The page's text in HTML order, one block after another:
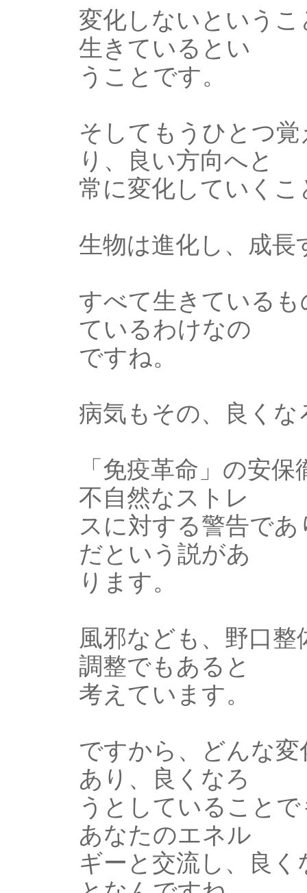
変化しないという
生きているとい
うことです。
そしてもうひとつ
り、良い方向へと
常に変化していく
生物は進化し、成
すべて生きている
ているわけなの
ですね。
病気もその、良く
「免疫革命」の安
不自然なストレ
スに対する警告で
だという説があ
ります。
風邪なども、野口
調整でもあると
考えています。
ですから、どんな
あり、良くなろ
うとしていること
あなたのエネル
ギーと交流し、良